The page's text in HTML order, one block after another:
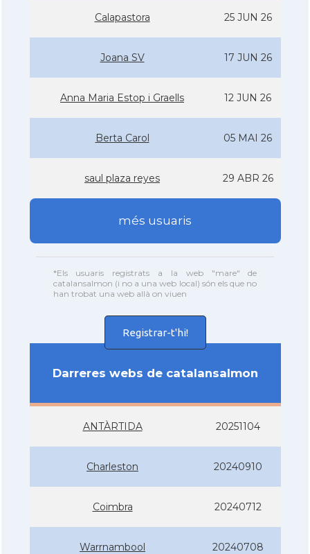
Calapastora 25 JUN 26
Joana SV 17 JUN 26
Anna Maria Estop i Graells 12 JUN 26
Berta Carol 05 MAI 26
saul plaza reyes 29 ABR 26
més usuaris
*Els usuaris registrats a la web "mare" de
catalansalmon (i no a una web local) són els que no
han trobat una web allà on viuen
Registrar-t'hi!
Darreres webs de catalansalmon
ANTÀRTIDA 20251104
Charleston 20240910
Coimbra 20240712
Warrnambool 20240708